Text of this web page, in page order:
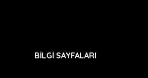
BİLGİ SAYFALARI